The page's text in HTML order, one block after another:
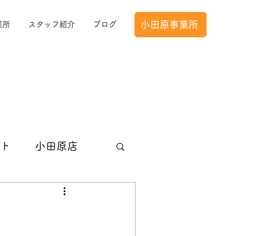
所 スタッフ紹介 ブログ 小田原事業所
小田原店